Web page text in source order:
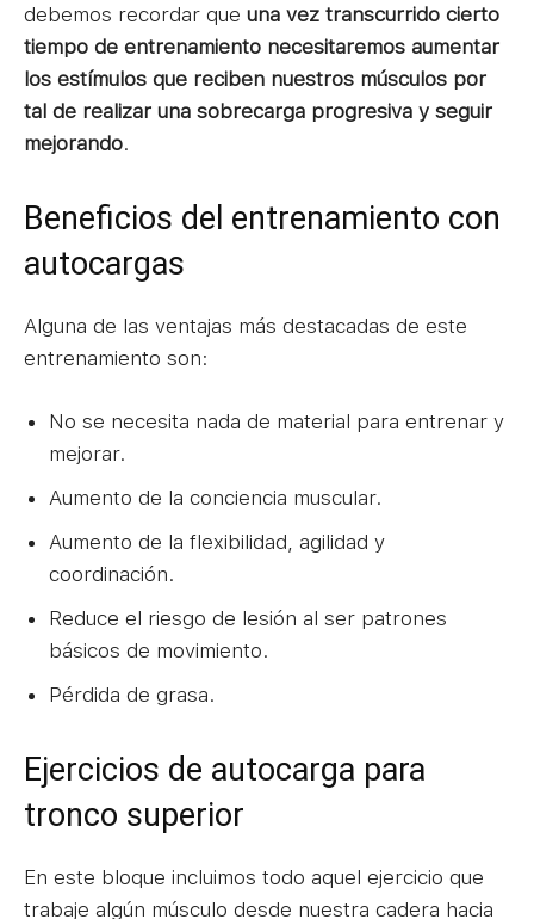
debemos recordar que una vez transcurrido cierto
tiempo de entrenamiento necesitaremos aumentar
los estímulos que reciben nuestros músculos por
tal de realizar una sobrecarga progresiva y seguir
mejorando.
Beneficios del entrenamiento con
autocargas
Alguna de las ventajas más destacadas de este
entrenamiento son:
No se necesita nada de material para entrenar y
mejorar.
Aumento de la conciencia muscular.
Aumento de la flexibilidad, agilidad y
coordinación.
Reduce el riesgo de lesión al ser patrones
básicos de movimiento.
Pérdida de grasa.
Ejercicios de autocarga para
tronco superior
En este bloque incluimos todo aquel ejercicio que
trabaje algún músculo desde nuestra cadera hacia